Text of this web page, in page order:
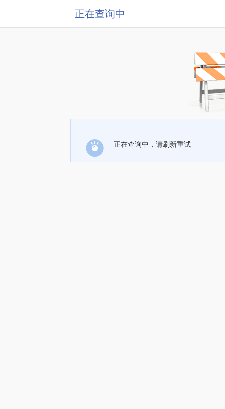
正在查询中
正在查询中，请刷新重试